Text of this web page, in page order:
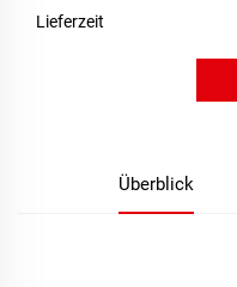
Lieferzeit
Überblick